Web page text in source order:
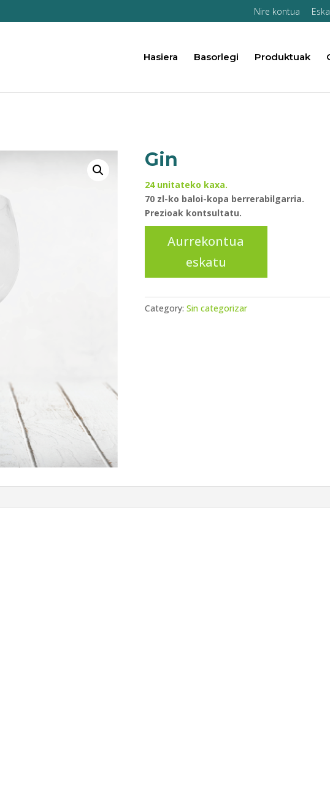
Nire kontua
Hasiera Basorlegi Produktuak
Gin
24 unitateko kaxa.
70 zl-ko baloi-kopa berrerabilgarria.
Prezioak kontsultatu.
Category: Sin categorizar